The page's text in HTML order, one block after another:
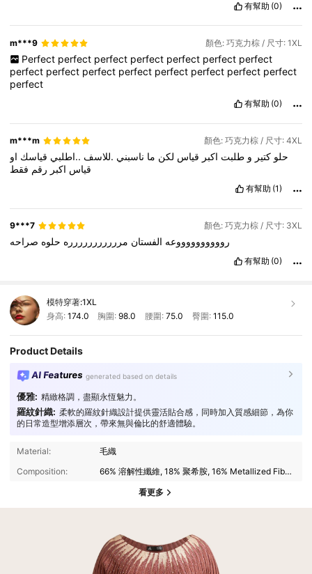
有幫助 (0)
m***9 顏色: 巧克力棕 / 尺寸: 1XL
Perfect perfect perfect perfect perfect perfect perfect
perfect perfect perfect perfect perfect perfect perfect perfect
perfect
有幫助 (0)
m***m 顏色: 巧克力棕 / 尺寸: 4XL
حلو كتير و طلبت اكبر قياس لكن ما ناسبني .للاسف ..اطلبي قياسك او
قياس اكبر رقم فقط
有幫助 (1)
9***7 顏色: 巧克力棕 / 尺寸: 3XL
رووووووووووعه الفستان مررررررررررره حلوه صراحه
有幫助 (0)
模特穿著:1XL
身高: 174.0 胸圍:98.0 腰圍: 75.0 臀圍: 115.0
Product Details
AI Features generated based on details
優雅: 精緻格調，盡顯永恆魅力。
羅紋針織: 柔軟的羅紋針織設計提供靈活貼合感，同時加入質感細節，為你
的日常造型增添層次，帶來無與倫比的舒適體驗。
Material:
毛織
Composition:
66% 溶解性纖維, 18% 聚希胺, 16% Metallized Fibres
看更多